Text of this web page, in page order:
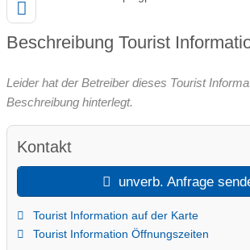
Beschreibung Tourist
Leider hat der Betreiber dieses Tourist
Beschreibung hinterlegt.
Kontakt
unverb. Anfrage
Tourist Information auf der Karte
Tourist Information Öffnungszeiten